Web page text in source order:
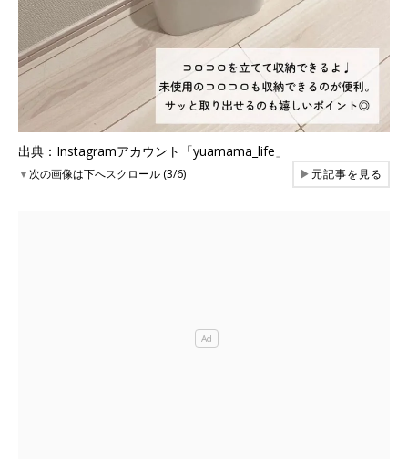
出典：Instagramアカウント「yuamama_life」
▼次の画像は下へスクロール (3/6) ▶元記事を見る